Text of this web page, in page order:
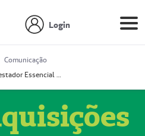
Login
Comunicação
Prestador Essencial Gestão em Saúde Ereli (51004354-7)